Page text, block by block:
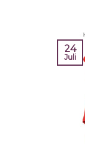
24
Juli